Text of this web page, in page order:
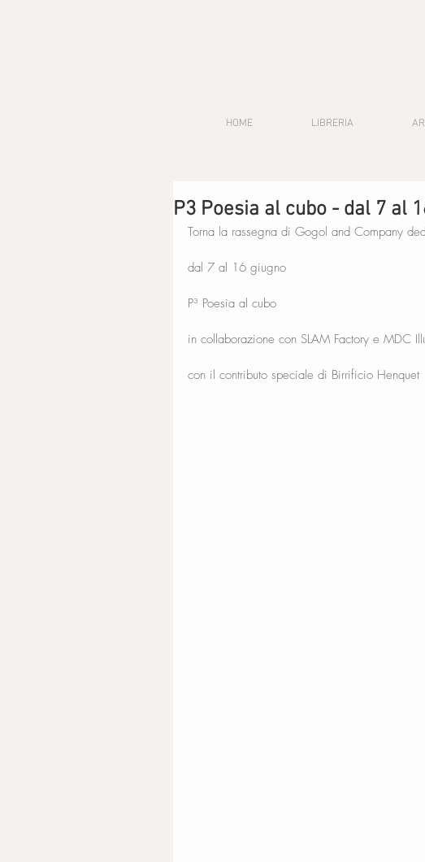
HOME LIBRERIA
P3 Poesia al cubo - dal 7 al
Torna la rassegna di Gogol and Company
dal 7 al 16 giugno
P³ Poesia al cubo
in collaborazione con SLAM Factory e MDC
con il contributo speciale di Birrificio Henquet